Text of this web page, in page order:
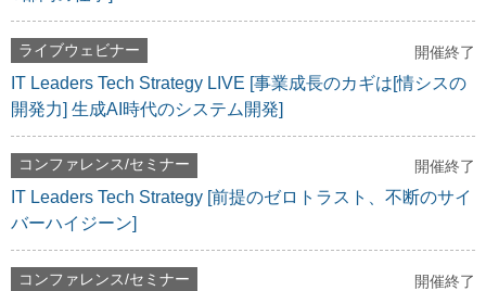
ライブウェビナー 開催終了
IT Leaders Tech Strategy LIVE [事業成長のカギは[情シスの
開発力] 生成AI時代のシステム開発]
コンファレンス/セミナー 開催終了
IT Leaders Tech Strategy [前提のゼロトラスト、不断のサイ
バーハイジーン]
コンファレンス/セミナー 開催終了